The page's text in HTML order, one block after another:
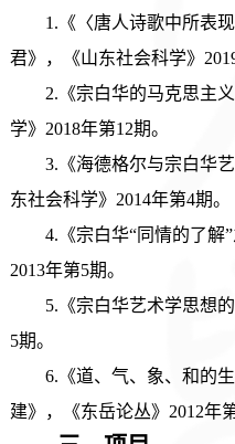
1.《〈唐人诗歌中所表
君》，《山东社会科学》
2.《宗白华的马克思主
学》2018年第12期。
3.《海德格尔与宗白华
东社会科学》2014年第4期。
4.《宗白华“同情的了解
2013年第5期。
5.《宗白华艺术学思想
5期。
6.《道、气、象、和的
建》，《东岳论丛》2012年